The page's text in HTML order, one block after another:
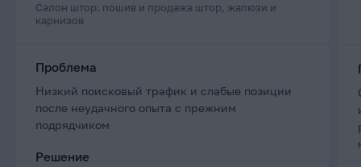
Салон штор: пошив и продажа штор, жалюзи и
карнизов
Проблема
Низкий поисковый трафик и слабые позиции
после неудачного опыта с прежним
подрядчиком
Решение